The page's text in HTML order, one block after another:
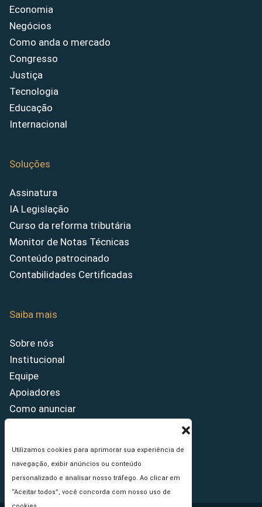
Utilizamos cookies para aprimorar sua experiência de
navegação, exibir anúncios ou conteúdo
personalizado e analisar nosso tráfego. Ao clicar em
“Aceitar todos”, você concorda com nosso uso de
Economia
Negócios
Como anda o mercado
Congresso
Justiça
Tecnologia
Educação
Internacional
Soluções
Assinatura
IA Legislação
Curso da reforma tributária
Monitor de Notas Técnicas
Conteúdo patrocinado
Contabilidades Certificadas
Saiba mais
Sobre nós
Institucional
Equipe
Apoiadores
Como anunciar
Princípios Editoriais